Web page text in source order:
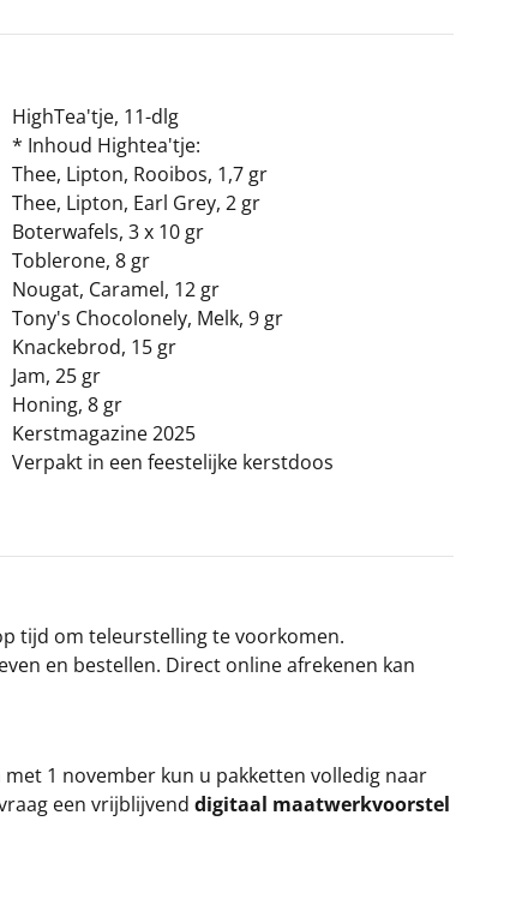
HighTea'tje, 11-dlg
* Inhoud Hightea'tje:
Thee, Lipton, Rooibos, 1,7 gr
Thee, Lipton, Earl Grey, 2 gr
Boterwafels, 3 x 10 gr
Toblerone, 8 gr
Nougat, Caramel, 12 gr
Tony's Chocolonely, Melk, 9 gr
Knackebrod, 15 gr
Jam, 25 gr
Honing, 8 gr
Kerstmagazine 2025
Verpakt in een feestelijke kerstdoos
tijd om teleurstelling te voorkomen.
en bestellen. Direct online afrekenen kan
met 1 november kun u pakketten volledig naar
een vrijblijvend digitaal maatwerkvoorstel